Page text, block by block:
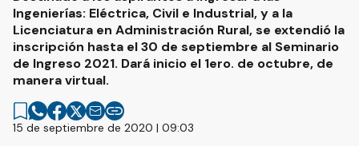
Ingenierías: Eléctrica, Civil e Industrial, y a la
Licenciatura en Administración Rural, se extendió la
inscripción hasta el 30 de septiembre al Seminario
de Ingreso 2021. Dará inicio el 1ero. de octubre, de
manera virtual.
15 de septiembre de 2020 | 09:03